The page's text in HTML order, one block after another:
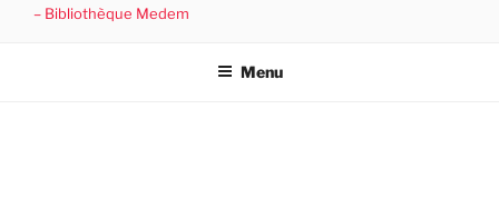
– Bibliothèque Medem
Menu